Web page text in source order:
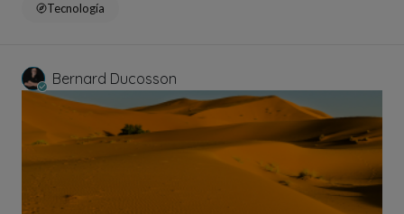
Tecnología
Bernard Ducosson